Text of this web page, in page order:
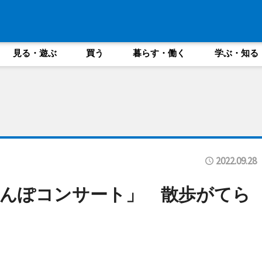
見る・遊ぶ 買う 暮らす・働く 学ぶ・知る
2022.09.28
ぽコンサート」 散歩がてら